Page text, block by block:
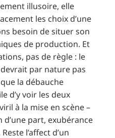
illusoire, elle
les choix d’une
besoin de situer son
de production. Et
pas de règle : le
par nature pas
la débauche
d’y voir les deux
à la mise en scène –
part, exubérance
l’affect d’un